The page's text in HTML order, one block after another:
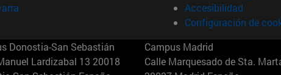
Accesibilidad
Configuración de
Donostia-San Sebastián
Lardizabal 13 20018
Campus Madrid
Calle Marquesado de Sta.